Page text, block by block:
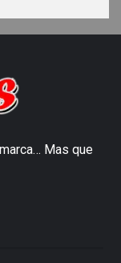
Mas que